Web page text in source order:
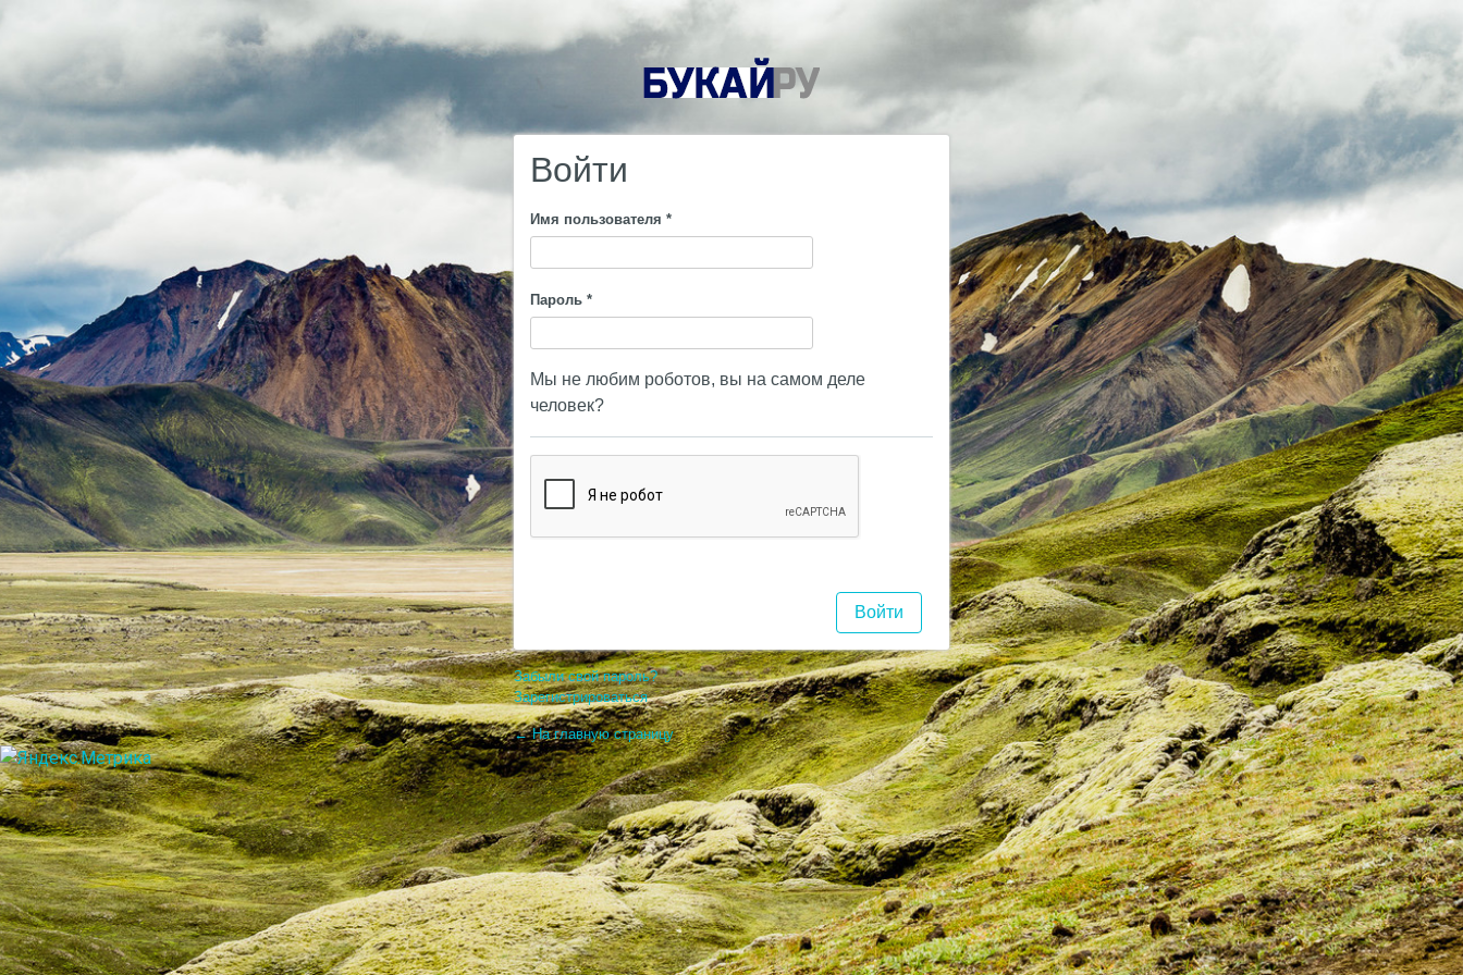
Войти
Имя пользователя *
Пароль *
Мы не любим роботов, вы на самом деле
человек?
Забыли свой пароль?
Зарегистрироваться
← На главную страницу